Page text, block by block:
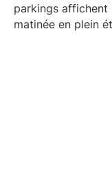
parkings affichent
matinée en plein